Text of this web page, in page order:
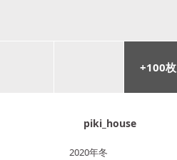
+100枚
piki_house
2020年冬